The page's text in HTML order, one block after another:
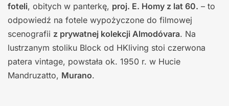
foteli, obitych w panterkę, proj. E. Homy z lat 60. – to
odpowiedź na fotele wypożyczone do filmowej
scenografii z prywatnej kolekcji Almodóvara. Na
lustrzanym stoliku Block od HKliving stoi czerwona
patera vintage, powstała ok. 1950 r. w Hucie
Mandruzatto, Murano.